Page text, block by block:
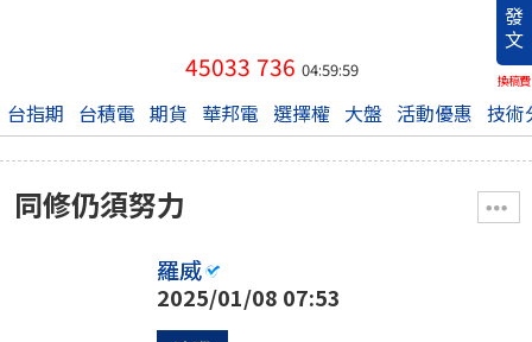
發
文
換稿費
45033 736 04:59:59
台指期 台積電 期貨 華邦電 選擇權 大盤 活動優惠 技術
同修仍須努力
羅威
2025/01/08 07:53